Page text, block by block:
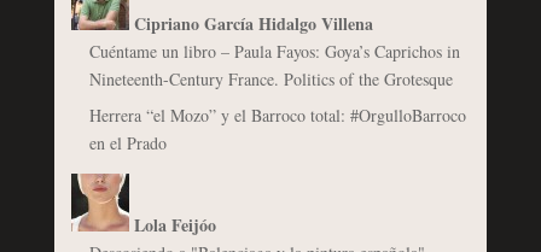
Cipriano García Hidalgo Villena
Cuéntame un libro – Paula Fayos: Goya’s Caprichos in
Nineteenth-Century France. Politics of the Grotesque
Herrera “el Mozo” y el Barroco total: #OrgulloBarroco
en el Prado
Lola Feijóo